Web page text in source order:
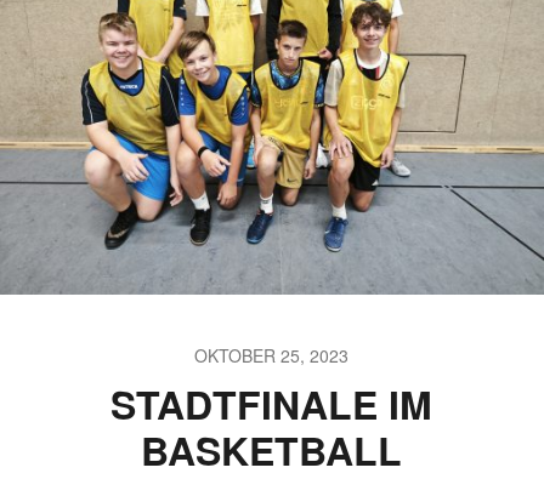
OKTOBER 25, 2023
STADTFINALE IM
BASKETBALL